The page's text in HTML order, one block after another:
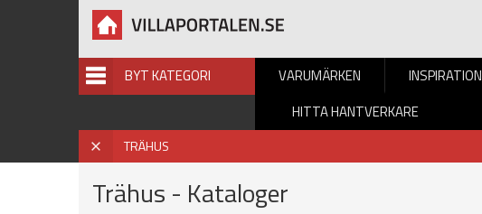
BYT KATEGORI VARUMÄRKEN INSPIRATION
HITTA HANTVERKARE
TRÄHUS
Hem »Trähus» Trähus - Kataloger
Trähus - Kataloger